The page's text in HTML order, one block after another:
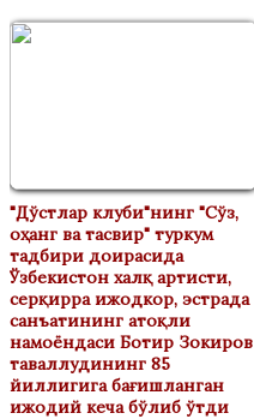
"Дўстлар клуби"нинг "Сўз,
оҳанг ва тасвир" туркум
тадбири доирасида
Ўзбекистон халқ артисти,
серқирра ижодкор, эстрада
санъатининг атоқли
намоёндаси Ботир Зокиров
таваллудининг 85
йиллигига бағишланган
ижодий кеча бўлиб ўтди